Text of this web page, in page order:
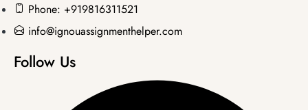
Phone: +919816311521
info@ignouassignmenthelper.com
Follow Us